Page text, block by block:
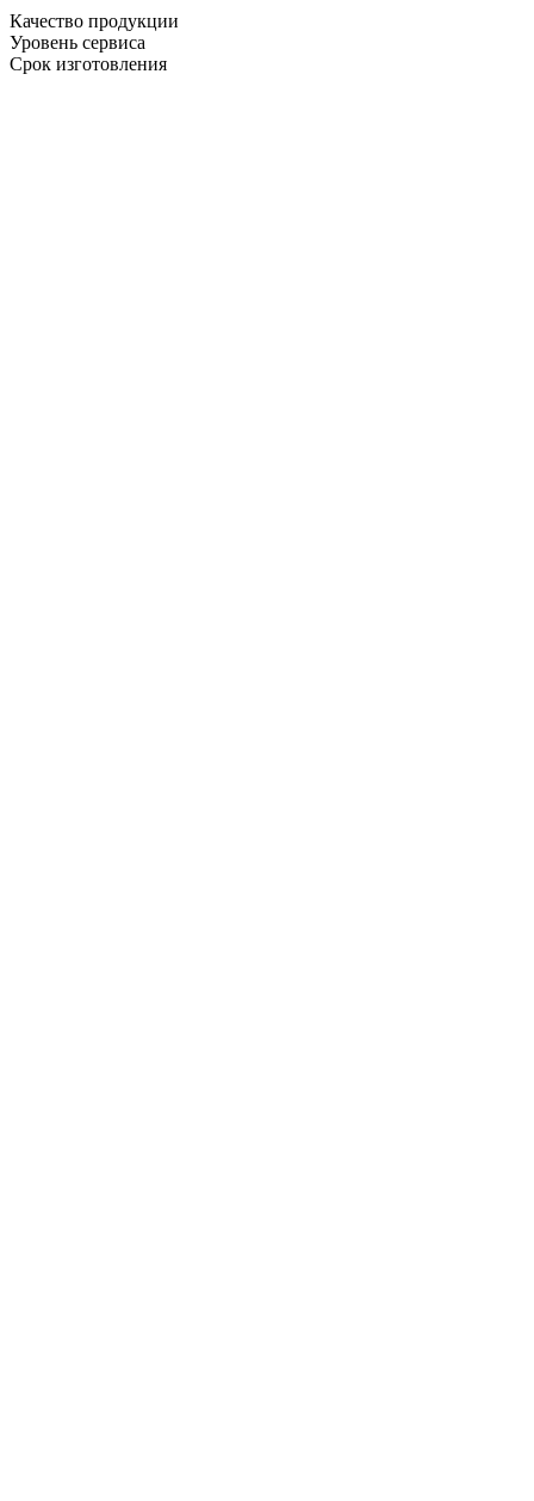
Качество продукции
Уровень сервиса
Срок изготовления